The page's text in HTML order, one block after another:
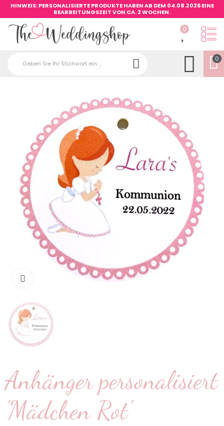
HINWEIS: PERSONALISIERTE PRODUKTE HABEN AB DEM 04.08.2026 EINE
BEARBEITUNGSZEIT VON CA. 2 WOCHEN.
0
0
klicken um zu vergrößern
Anhänger personalisiert
'Mädchen Rot'